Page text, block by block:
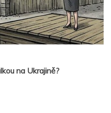
na Ukrajině?